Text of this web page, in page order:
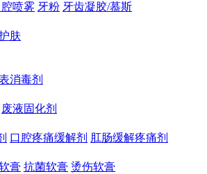
喷雾 牙粉 牙齿凝胶/慕斯
肤
消毒剂
废液固化剂
口腔疼痛缓解剂 肛肠缓解疼痛剂
膏 抗菌软膏 烫伤软膏